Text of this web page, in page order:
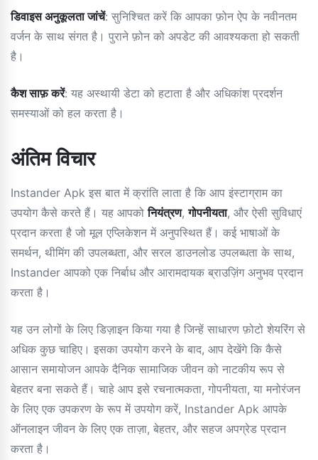
डिवाइस अनुकूलता जांचें: सुनिश्चित करें कि आपका फ़ोन ऐप के नवीनतम
वर्जन के साथ संगत है। पुराने फ़ोन को अपडेट की आवश्यकता हो सकती
है।
कैश साफ़ करें: यह अस्थायी डेटा को हटाता है और अधिकांश प्रदर्शन
समस्याओं को हल करता है।
अंतिम विचार
Instander Apk इस बात में क्रांति लाता है कि आप इंस्टाग्राम का
उपयोग कैसे करते हैं। यह आपकोनियंत्रण,गोपनीयता, और ऐसी सुविधाएं
प्रदान करता है जो मूल एप्लिकेशन में अनुपस्थित हैं। कई भाषाओं के
समर्थन, थीमिंग की उपलब्धता, और सरल डाउनलोड उपलब्धता के साथ,
Instander आपको एक निर्बाध और आरामदायक ब्राउज़िंग अनुभव प्रदान
करता है।
यह उन लोगों के लिए डिज़ाइन किया गया है जिन्हें साधारण फ़ोटो शेयरिंग से
अधिक कुछ चाहिए। इसका उपयोग करने के बाद, आप देखेंगे कि कैसे
आसान समायोजन आपके दैनिक सामाजिक जीवन को नाटकीय रूप से
बेहतर बना सकते हैं। चाहे आप इसे रचनात्मकता, गोपनीयता, या मनोरंजन
के लिए एक उपकरण के रूप में उपयोग करें, Instander Apk आपके
ऑनलाइन जीवन के लिए एक ताज़ा, बेहतर, और सहज अपग्रेड प्रदान
करता है।